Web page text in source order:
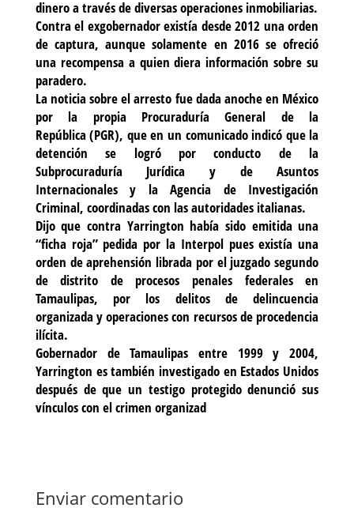
dinero a través de diversas operaciones inmobiliarias.
Contra el exgobernador existía desde 2012 una orden
de captura, aunque solamente en 2016 se ofreció
una recompensa a quien diera información sobre su
paradero.
La noticia sobre el arresto fue dada anoche en México
por la propia Procuraduría General de la
República (PGR), que en un comunicado indicó que la
detención se logró por conducto de la
Subprocuraduría Jurídica y de Asuntos
Internacionales y la Agencia de Investigación
Criminal, coordinadas con las autoridades italianas.
Dijo que contra Yarrington había sido emitida una
“ficha roja” pedida por la Interpol pues existía una
orden de aprehensión librada por el juzgado segundo
de distrito de procesos penales federales en
Tamaulipas, por los delitos de delincuencia
organizada y operaciones con recursos de procedencia
ilícita.
Gobernador de Tamaulipas entre 1999 y 2004,
Yarrington es también investigado en Estados Unidos
después de que un testigo protegido denunció sus
vínculos con el crimen organizad
Enviar comentario